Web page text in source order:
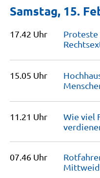
Samstag, 15.
17.42 Uhr
Proteste
15.05 Uhr
11.21 Uhr
Wie viel
07.46 Uhr